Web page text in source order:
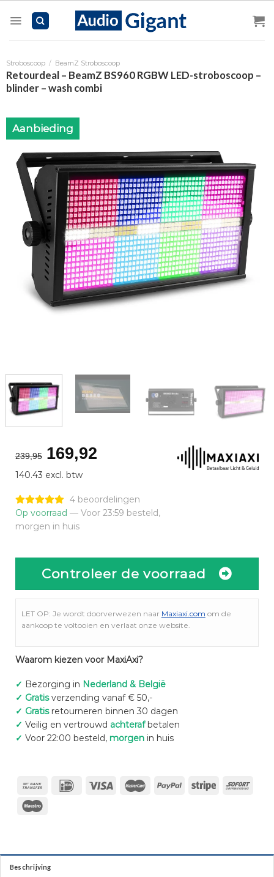
Stroboscoop / BeamZ Stroboscoop
Retourdeal – BeamZ BS960 RGBW LED-stroboscoop –
blinder – wash combi
Aanbieding
239,95 Oorspronkelijke
prijs
was:
€239,95.
169,92Huidige
€169,92.
140.43 excl. btw
4 beoordelingen
Op voorraad — Voor 23:59 besteld,
morgen in huis
Controleer de voorraad
LET OP: Je wordt doorverwezen naar Maxiaxi.com om de
aankoop te voltooien en verlaat onze website.
Waarom kiezen voor MaxiAxi?
✓ Bezorging in Nederland & België
✓ Gratisverzending vanaf € 50,-
✓ Gratisretourneren binnen 30 dagen
✓ Veilig en vertrouwd achterafbetalen
✓ Voor 22:00 besteld, morgenin huis
Beschrijving